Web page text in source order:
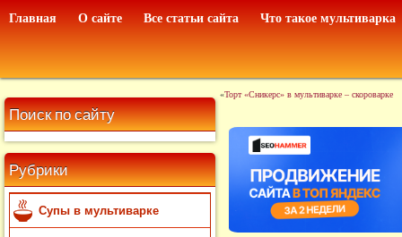
Главная О сайте Все статьи сайта Что такое мультиварка
Поиск по сайту
Рубрики
Супы в мультиварке
«Торт «Сникерс» в мультиварке – скороварке